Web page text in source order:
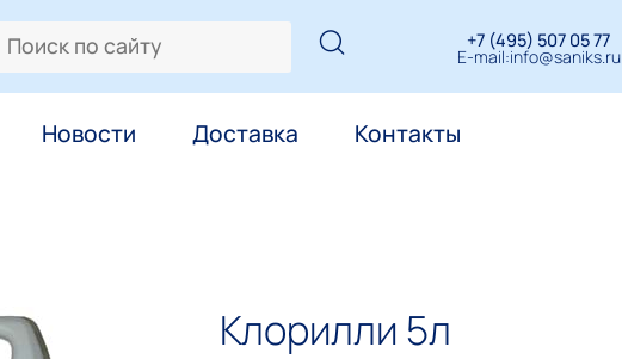
+7 (495) 507 05 77
E-mail:info@saniks.ru
Новости Доставка Контакты
Клорилли 5л